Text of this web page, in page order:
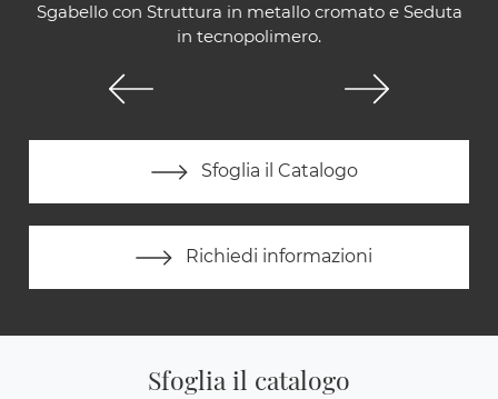
Sgabello con Struttura in metallo cromato e Seduta
in tecnopolimero.
Sfoglia il Catalogo
Richiedi informazioni
Sfoglia il catalogo